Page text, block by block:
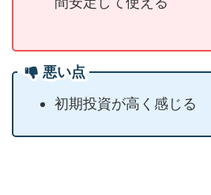
悪い点
初期投資が高く感じる